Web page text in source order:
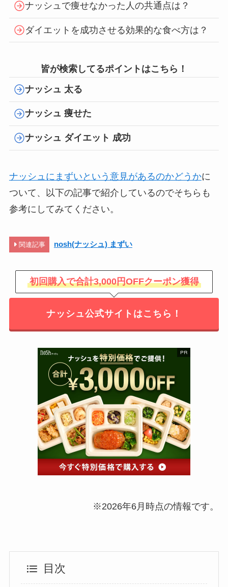
ナッシュで痩せなかった人の共通点は？
ダイエットを成功させる効果的な食べ方は？
皆が検索してるポイントはこちら！
ナッシュ 太る
ナッシュ 痩せた
ナッシュ ダイエット 成功
ナッシュにまずいという意見があるのかどうかに
ついて、以下の記事で紹介しているのでそちらも
参考にしてみてください。
関連記事 nosh(ナッシュ) まずい
初回購入で合計3,000円OFFクーポン獲得
ナッシュ公式サイトはこちら！
※2026年6月時点の情報です。
目次